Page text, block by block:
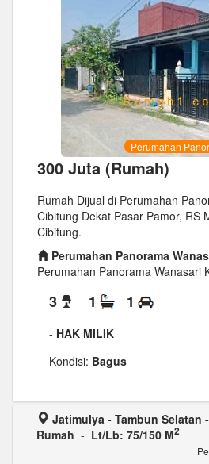
Perumahan
300 Juta (Rumah)
Rumah Dijual di Perumahan
Cibitung Dekat Pasar Pamor, RS
Cibitung.
Perumahan Panorama
Perumahan Panorama Wanasari
3 1 1
- HAK MILIK
Kondisi: Bagus
Jatimulya - Tambun Selatan
Rumah - Lt/Lb: 75/150 M2